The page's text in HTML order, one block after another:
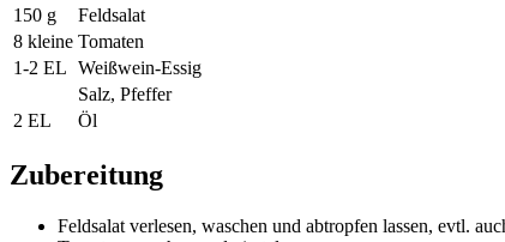
150 g
Feldsalat
8 kleine Tomaten
1-2 EL Weißwein-Essig
Salz, Pfeffer
2 EL
Öl
Zubereitung
Feldsalat verlesen, waschen und abtropfen lassen, evtl.